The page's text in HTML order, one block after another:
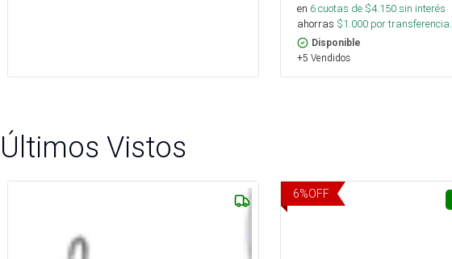
en 6cuotas de $4.150sin interés
ahorras $1.000 por transferencia.
Disponible
+5 Vendidos
Últimos Vistos
6%OFF